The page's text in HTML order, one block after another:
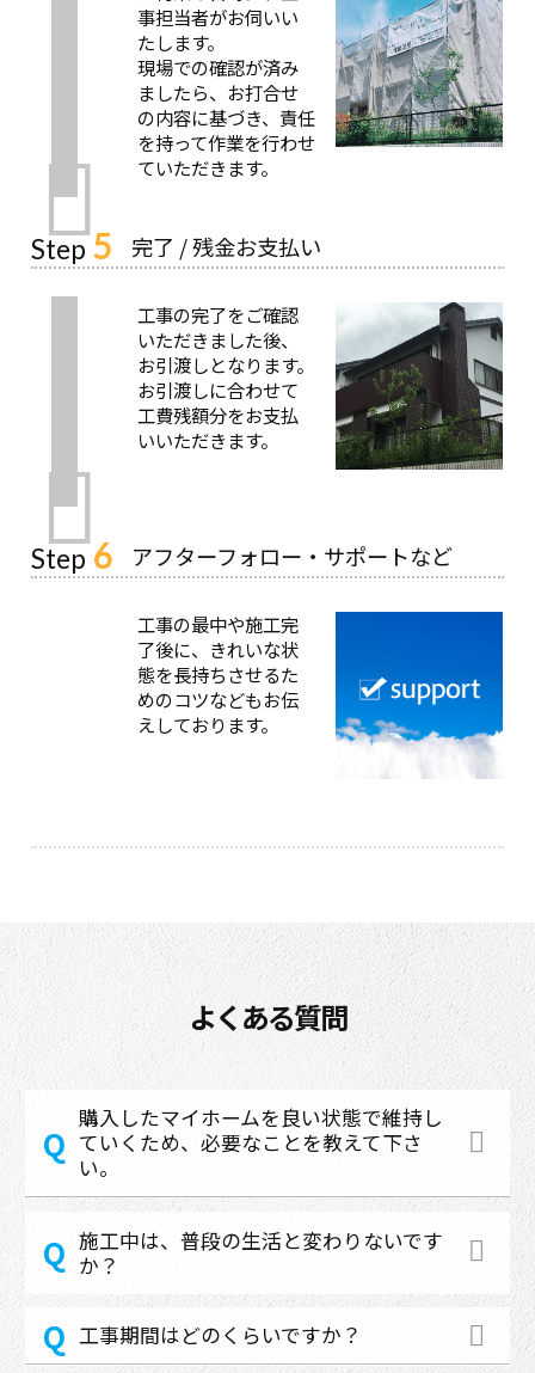
事担当者がお伺いい
たします。
現場での確認が済み
ましたら、お打合せ
の内容に基づき、責任
を持って作業を行わせ
ていただきます。
Step 5 完了 / 残金お支払い
工事の完了をご確認
いただきました後、
お引渡しとなります。
お引渡しに合わせて
工費残額分をお支払
いいただきます。
Step 6 アフターフォロー・サポートなど
工事の最中や施工完
了後に、きれいな状
態を長持ちさせるた
めのコツなどもお伝
えしております。
よくある質問
購入したマイホームを良い状態で維持し
ていくため、必要なことを教えて下さ
い。
施工中は、普段の生活と変わりないです
か？
工事期間はどのくらいですか？